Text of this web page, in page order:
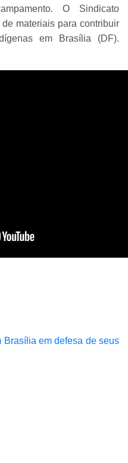
O Sindicato
materiais para contribuir
em Brasília (DF).
Brasília em defesa de seus